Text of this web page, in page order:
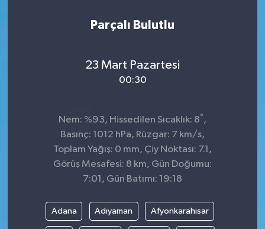
Parçalı Bulutlu
23 Mart Pazartesi
00:30
Nem: %93, Hissedilen Sıcaklık: 8° ,
Basınç: 1012 hPa, Rüzgar: 7 km/s,
Toplam Yağış: 0 mm, Çiy Noktası: 7.1,
Görüş Mesafesi: 8 km, Gün Doğumu:
7:01, Gün Batımı: 19:18
Adana Adıyaman Afyonkarahisar